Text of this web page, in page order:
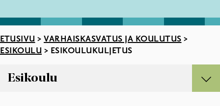
ETUSIVU > VARHAISKASVATUS JA KOULUTUS >
ESIKOULU > ESIKOULUKULJETUS
Esikoulu